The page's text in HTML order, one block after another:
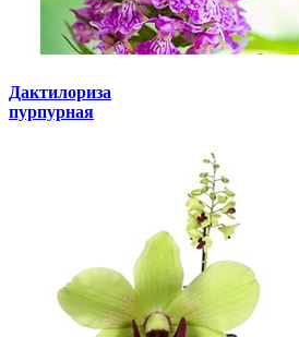
Дактилориза
пурпурная